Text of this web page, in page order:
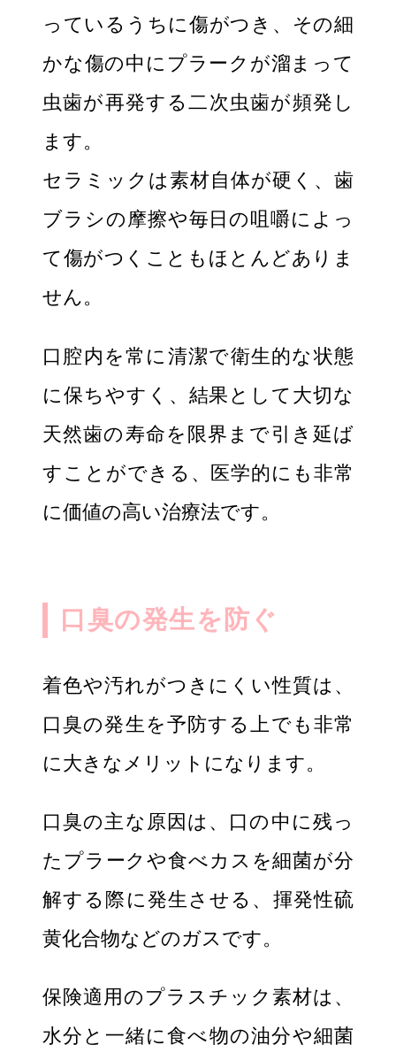
っているうちに傷がつき、その細
かな傷の中にプラークが溜まって
虫歯が再発する二次虫歯が頻発し
ます。
セラミックは素材自体が硬く、歯
ブラシの摩擦や毎日の咀嚼によっ
て傷がつくこともほとんどありま
せん。
口腔内を常に清潔で衛生的な状態
に保ちやすく、結果として大切な
天然歯の寿命を限界まで引き延ば
すことができる、医学的にも非常
に価値の高い治療法です。
口臭の発生を防ぐ
着色や汚れがつきにくい性質は、
口臭の発生を予防する上でも非常
に大きなメリットになります。
口臭の主な原因は、口の中に残っ
たプラークや食べカスを細菌が分
解する際に発生させる、揮発性硫
黄化合物などのガスです。
保険適用のプラスチック素材は、
水分と一緒に食べ物の油分や細菌